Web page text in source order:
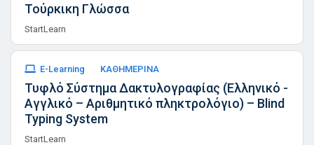
Τούρκικη Γλώσσα
StartLearn
E-Learning ΚΑΘΗΜΕΡΙΝΑ
Τυφλό Σύστημα Δακτυλογραφίας (Ελληνικό -
Αγγλικό – Αριθμητικό πληκτρολόγιο) – Blind
Typing System
StartLearn